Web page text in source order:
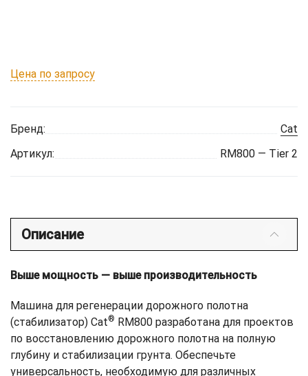
Цена по запросу
Бренд:
Cat
Артикул:
RM800 — Tier 2
Описание
Выше мощность — выше производительность
Машина для регенерации дорожного полотна
(стабилизатор) Cat® RM800 разработана для проектов
по восстановлению дорожного полотна на полную
глубину и стабилизации грунта. Обеспечьте
универсальность, необходимую для различных